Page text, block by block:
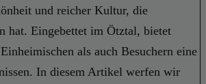
und reicher Kultur, die
hat. Eingebettet im Ötztal, bietet
als auch Besuchern eine
In diesem Artikel werfen wir